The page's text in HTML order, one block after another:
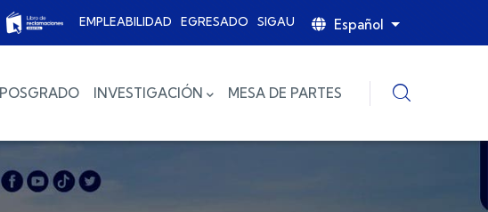
EMPLEABILIDAD EGRESADO SIGAU Español Lista adicional
POSGRADO INVESTIGACIÓN MESA DE PARTES